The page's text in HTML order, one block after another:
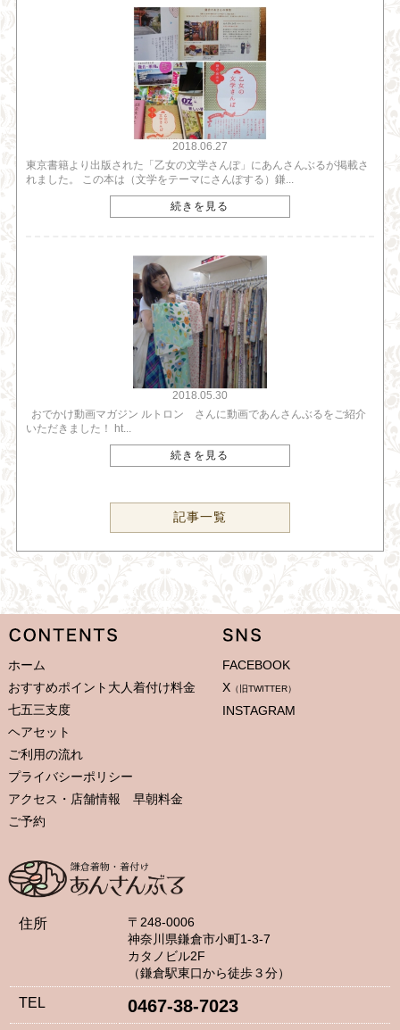
2018.06.27
東京書籍より出版された「乙女の文学さんぽ」にあんさんぶるが掲載さ
れました。 この本は（文学をテーマにさんぽする）鎌...
続きを見る
2018.05.30
おでかけ動画マガジン ルトロン さんに動画であんさんぶるをご紹介
いただきました！ ht...
続きを見る
記事一覧
ホーム
おすすめポイント大人着付け料金
七五三支度
ヘアセット
ご利用の流れ
プライバシーポリシー
アクセス・店舗情報 早朝料金
ご予約
FACEBOOK
X （旧TWITTER）
INSTAGRAM
住所
〒248-0006
神奈川県鎌倉市小町1-3-7
カタノビル2F
（鎌倉駅東口から徒歩３分）
TEL 0467-38-7023